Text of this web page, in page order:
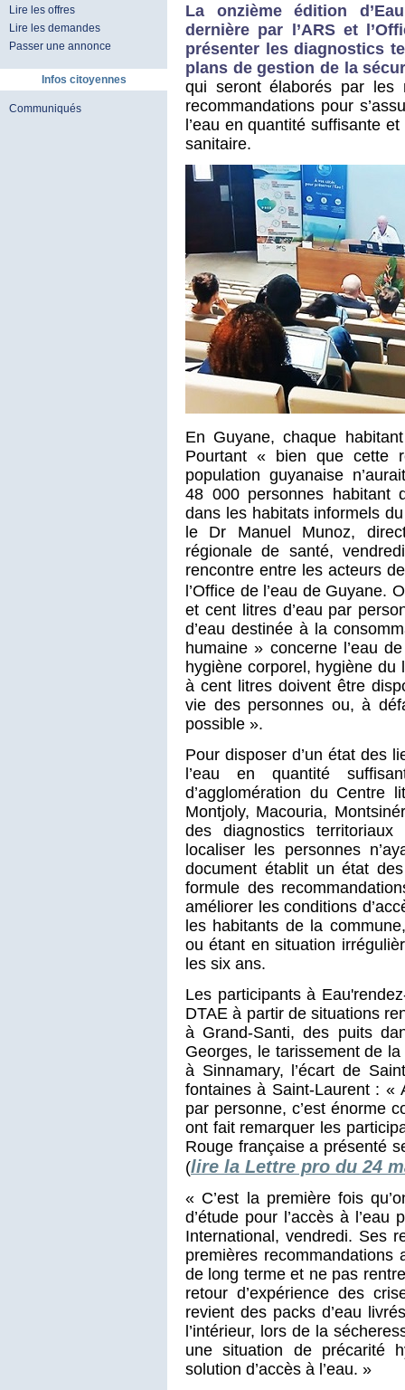
Lire les offres
Lire les demandes
Passer une annonce
Infos citoyennes
Communiqués
La onzième édition
dernière par l’ARS et
présenter les diagnostics
plans de gestion de la
qui seront élaborés par les
recommandations pour
l’eau en quantité suffisante
sanitaire.
En Guyane, chaque
Pourtant « bien que cette
population guyanaise
48 000 personnes habitant
dans les habitats informels
le Dr Manuel Munoz,
régionale de santé,
rencontre entre les acteurs
l’Office de l’eau de Guyane.
et cent litres d’eau par
d’eau destinée à la
humaine » concerne l’eau
hygiène corporel, hygiène
à cent litres doivent être
vie des personnes ou, à
possible ».
Pour disposer d’un état des
l’eau en quantité
d’agglomération du Centre
Montjoly, Macouria,
des diagnostics
localiser les personnes
document établit un état
formule des
améliorer les conditions
les habitants de la
ou étant en situation
les six ans.
Les participants à
DTAE à partir de situations
à Grand-Santi, des puits
Georges, le tarissement de
à Sinnamary, l’écart de
fontaines à Saint-Laurent : «
par personne, c’est énorme
ont fait remarquer les
Rouge française a présenté
(lire la Lettre pro du 24
« C’est la première fois
d’étude pour l’accès à
International, vendredi. Ses
premières
de long terme et ne pas
retour d’expérience des
revient des packs d’eau
l’intérieur, lors de la
une situation de précarité
solution d’accès à l’eau. »